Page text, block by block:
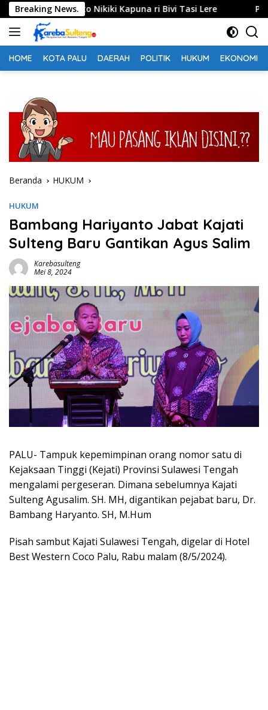
Langsung
ke
konten
Breaking News.
Nolanto Nikiki Kapuna ri Bivi Tasi Lere Pemkot
HOME KOTA PALU DAERAH POLITIK HUKUM EKONOMI
Beranda HUKUM
HUKUM
Bambang Hariyanto Jabat Kajati
Sulteng Baru Gantikan Agus Salim
Karebasulteng
Mei 8, 2024
PALU- Tampuk kepemimpinan orang nomor satu di
Kejaksaan Tinggi (Kejati) Provinsi Sulawesi Tengah
mengalami pergeseran. Dimana sebelumnya Kajati
Sulteng Agusalim. SH. MH, digantikan pejabat baru, Dr.
Bambang Haryanto. SH, M.Hum
Pisah sambut Kajati Sulawesi Tengah, digelar di Hotel
Best Western Coco Palu, Rabu malam (8/5/2024).